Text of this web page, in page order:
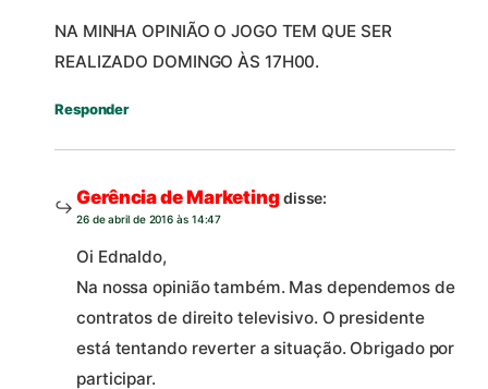
NA MINHA OPINIÃO O JOGO TEM QUE SER
REALIZADO DOMINGO ÀS 17H00.
Responder
Gerência de Marketingdisse:
26 de abril de 2016 às 14:47
Oi Ednaldo,
Na nossa opinião também. Mas dependemos de
contratos de direito televisivo. O presidente
está tentando reverter a situação. Obrigado por
participar.